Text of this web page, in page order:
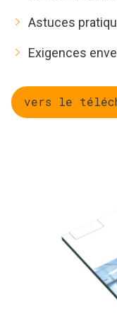
Astuces
Exigences
vers le
Mesures en